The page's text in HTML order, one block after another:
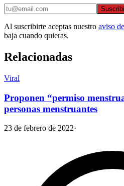
Al suscribirte aceptas nuestro aviso
baja cuando quieras.
Relacionadas
Viral
Proponen “permiso
personas menstruantes
23 de febrero de 2022·